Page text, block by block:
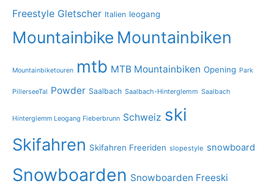
Freestyle Gletscher Italien leogang
Mountainbike Mountainbiken
Mountainbiketouren mtb MTB Mountainbiken Opening Park
PillerseeTal Powder Saalbach Saalbach-Hinterglemm Saalbach
Hinterglemm Leogang Fieberbrunn Schweiz ski
Skifahren Skifahren Freeriden slopestyle snowboard
Snowboarden Snowboarden Freeski